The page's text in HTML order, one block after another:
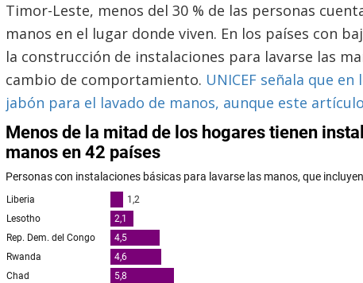
Timor-Leste, menos del 30 % de las personas
manos en el lugar donde viven. En los países con
la construcción de instalaciones para lavarse las
cambio de comportamiento. UNICEF señala que
jabón para el lavado de manos, aunque este